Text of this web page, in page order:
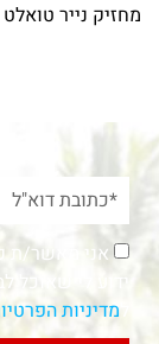
מחזיק נייר
אני מאשר/ת
ידוע לי שאוכל
מדיניות